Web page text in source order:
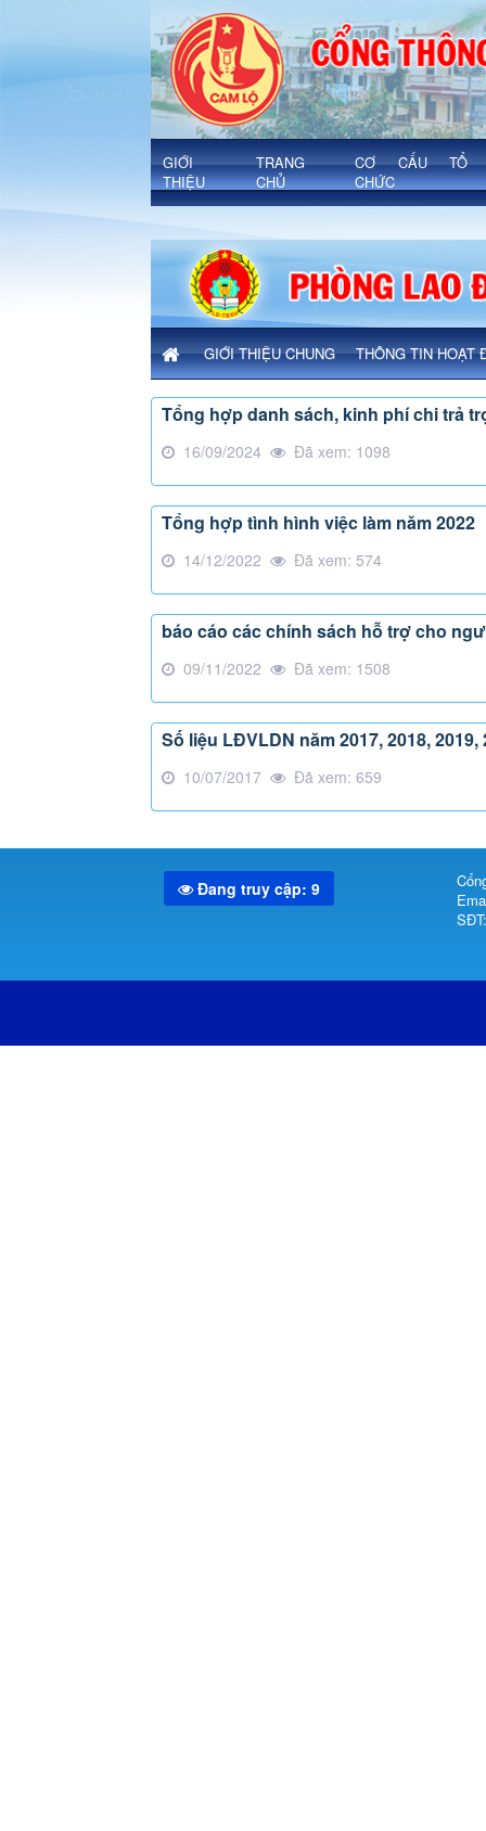
Số liệu lao động, việc làm, dạy
'
GIỚI
THIỆU
TRANG
CHỦ
CƠ CẤU TỔ
CHỨC
GIỚI THIỆU CHUNG THÔNG TIN HOẠT
Tổng hợp danh sách, kinh phí chi trả
16/09/2024 Đã xem: 1098
Tổng hợp tình hình việc làm năm 2022
14/12/2022 Đã xem: 574
báo cáo các chính sách hỗ trợ cho
09/11/2022 Đã xem: 1508
Số liệu LĐVLDN năm 2017, 2018, 2019,
10/07/2017 Đã xem: 659
Đang truy cập: 9